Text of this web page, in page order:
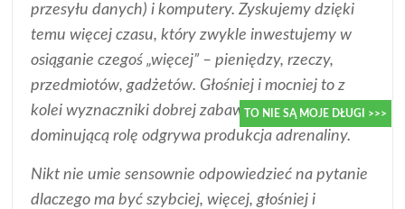
TO NIE SĄ MOJE DŁUGI >>>
przesyłu danych) i komputery. Zyskujemy dzięki
temu więcej czasu, który zwykle inwestujemy w
osiąganie czegoś „więcej” – pieniędzy, rzeczy,
przedmiotów, gadżetów. Głośniej i mocniej to z
kolei wyznaczniki dobrej zabawy, gdzie
dominującą rolę odgrywa produkcja adrenaliny.
Nikt nie umie sensownie odpowiedzieć na pytanie
dlaczego ma być szybciej, więcej, głośniej i